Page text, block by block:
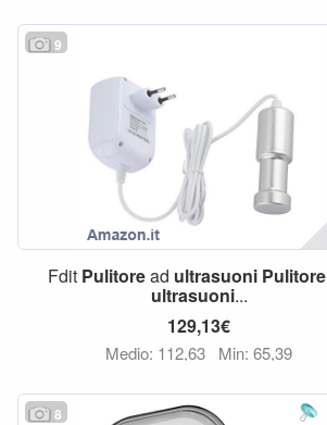
9
Fdit Pulitoread ultrasuoni Pulitore
ultrasuoni...
129,13€
Medio: 112,63 Min: 65,39
8